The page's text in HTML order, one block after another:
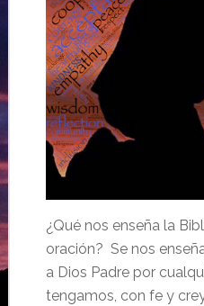
¿Qué nos enseña la
oración? Se nos
a Dios Padre por
tengamos, con fe y